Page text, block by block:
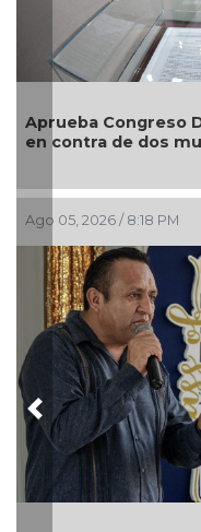
Entrega DIF
credenciales de
Ago 05, 2026 / 7:20 PM
Previous